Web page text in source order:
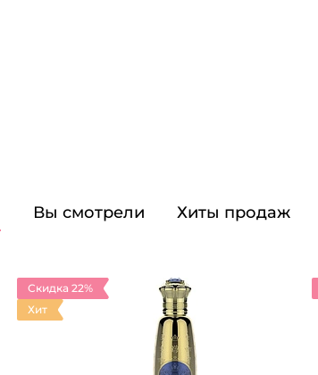
Вы смотрели Хиты продаж
Скидка 22%
Хит